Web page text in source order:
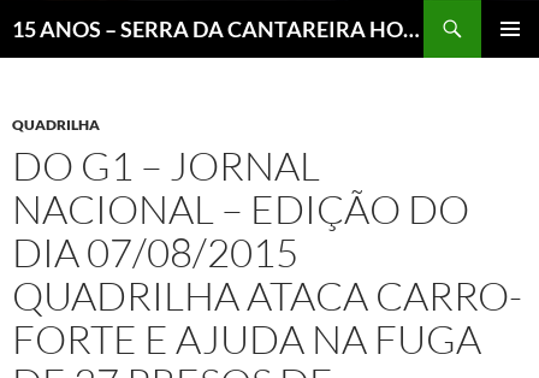
15 ANOS – SERRA DA CANTAREIRA HOJE E COTIDIANO DO BRASIL E DO MUNDO
QUADRILHA
DO G1 – JORNAL
NACIONAL – EDIÇÃO DO
DIA 07/08/2015
QUADRILHA ATACA CARRO-
FORTE E AJUDA NA FUGA